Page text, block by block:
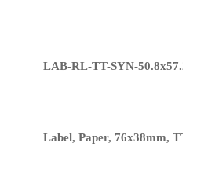
LAB-RL-TT-SYN-
Label, Paper, 76x38mm, TT